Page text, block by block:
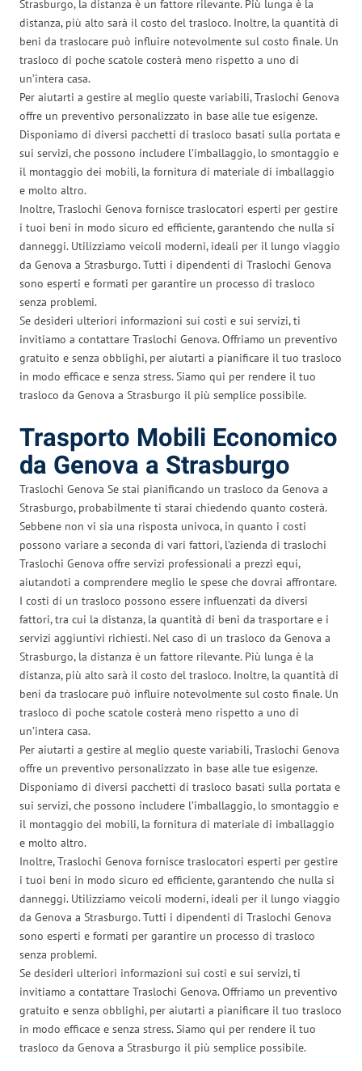
Strasburgo, la distanza è un fattore rilevante. Più lunga è la
distanza, più alto sarà il costo del trasloco. Inoltre, la quantità di
beni da traslocare può influire notevolmente sul costo finale. Un
trasloco di poche scatole costerà meno rispetto a uno di
un’intera casa.
Per aiutarti a gestire al meglio queste variabili, Traslochi Genova
offre un preventivo personalizzato in base alle tue esigenze.
Disponiamo di diversi pacchetti di trasloco basati sulla portata e
sui servizi, che possono includere l’imballaggio, lo smontaggio e
il montaggio dei mobili, la fornitura di materiale di imballaggio
e molto altro.
Inoltre, Traslochi Genova fornisce traslocatori esperti per gestire
i tuoi beni in modo sicuro ed efficiente, garantendo che nulla si
danneggi. Utilizziamo veicoli moderni, ideali per il lungo viaggio
da Genova a Strasburgo. Tutti i dipendenti di Traslochi Genova
sono esperti e formati per garantire un processo di trasloco
senza problemi.
Se desideri ulteriori informazioni sui costi e sui servizi, ti
invitiamo a contattare Traslochi Genova. Offriamo un preventivo
gratuito e senza obblighi, per aiutarti a pianificare il tuo trasloco
in modo efficace e senza stress. Siamo qui per rendere il tuo
trasloco da Genova a Strasburgo il più semplice possibile.
Trasporto Mobili Economico
da Genova a Strasburgo
Traslochi Genova Se stai pianificando un trasloco da Genova a
Strasburgo, probabilmente ti starai chiedendo quanto costerà.
Sebbene non vi sia una risposta univoca, in quanto i costi
possono variare a seconda di vari fattori, l’azienda di traslochi
Traslochi Genova offre servizi professionali a prezzi equi,
aiutandoti a comprendere meglio le spese che dovrai affrontare.
I costi di un trasloco possono essere influenzati da diversi
fattori, tra cui la distanza, la quantità di beni da trasportare e i
servizi aggiuntivi richiesti. Nel caso di un trasloco da Genova a
Strasburgo, la distanza è un fattore rilevante. Più lunga è la
distanza, più alto sarà il costo del trasloco. Inoltre, la quantità di
beni da traslocare può influire notevolmente sul costo finale. Un
trasloco di poche scatole costerà meno rispetto a uno di
un’intera casa.
Per aiutarti a gestire al meglio queste variabili, Traslochi Genova
offre un preventivo personalizzato in base alle tue esigenze.
Disponiamo di diversi pacchetti di trasloco basati sulla portata e
sui servizi, che possono includere l’imballaggio, lo smontaggio e
il montaggio dei mobili, la fornitura di materiale di imballaggio
e molto altro.
Inoltre, Traslochi Genova fornisce traslocatori esperti per gestire
i tuoi beni in modo sicuro ed efficiente, garantendo che nulla si
danneggi. Utilizziamo veicoli moderni, ideali per il lungo viaggio
da Genova a Strasburgo. Tutti i dipendenti di Traslochi Genova
sono esperti e formati per garantire un processo di trasloco
senza problemi.
Se desideri ulteriori informazioni sui costi e sui servizi, ti
invitiamo a contattare Traslochi Genova. Offriamo un preventivo
gratuito e senza obblighi, per aiutarti a pianificare il tuo trasloco
in modo efficace e senza stress. Siamo qui per rendere il tuo
trasloco da Genova a Strasburgo il più semplice possibile.